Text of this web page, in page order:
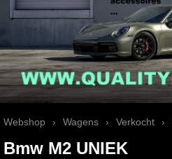
Mijn account
Webshop › Wagens › Verkocht ›
Bmw M2 UNIEK